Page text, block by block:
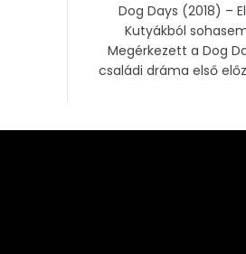
Dog Days (2018) –
Kutyákból
Megérkezett a Dog
családi dráma első